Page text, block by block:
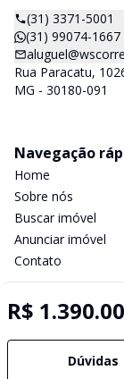
R$
Dúvidas
(31) 3371-5001
(31) 99074-1667
Rua Paracatu,
MG - 30180-091
Navegação
Home
Sobre nós
Buscar imóvel
Anunciar imóvel
Contato